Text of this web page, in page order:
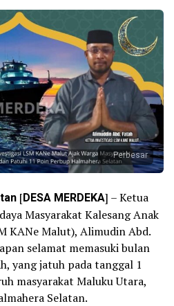
Perbesar
[DESA MERDEKA] – Ketua
Masyarakat Kalesang Anak
KANe Malut), Alimudin Abd.
selamat memasuki bulan
yang jatuh pada tanggal 1
masyarakat Maluku Utara,
Selatan.